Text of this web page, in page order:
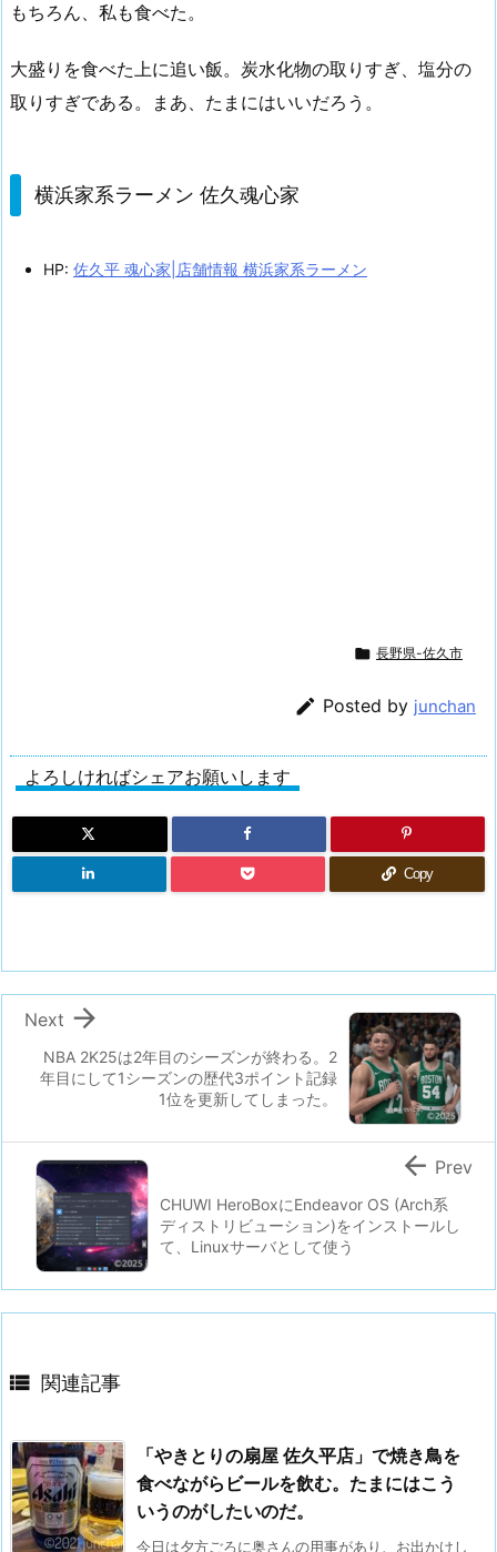
もちろん、私も食べた。
大盛りを食べた上に追い飯。炭水化物の取りすぎ、塩分の
取りすぎである。まあ、たまにはいいだろう。
横浜家系ラーメン 佐久魂心家
HP: 佐久平 魂心家|店舗情報 横浜家系ラーメン
 長野県-佐久市
 Posted by junchan
よろしければシェアお願いします
Copy
NBA 2K25は2年目のシーズンが終わる。2
年目にして1シーズンの歴代3ポイント記録
1位を更新してしまった。

Next
CHUWI HeroBoxにEndeavor OS (Arch系
ディストリビューション)をインストールし
て、Linuxサーバとして使う
 Prev
 関連記事
「やきとりの扇屋 佐久平店」で焼き鳥を
食べながらビールを飲む。たまにはこう
いうのがしたいのだ。
今日は夕方ごろに奥さんの用事があり、お出かけし